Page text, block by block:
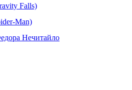
Falls)
Man)
Нечитайло